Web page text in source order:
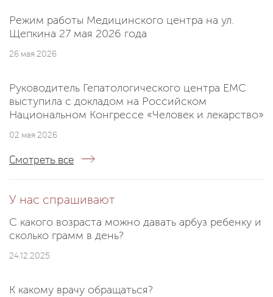
Режим работы Медицинского центра на ул.
Щепкина 27 мая 2026 года
26 мая 2026
Руководитель Гепатологического центра EMC
выступила с докладом на Российском
Национальном Конгрессе «Человек и лекарство»
02 мая 2026
Смотреть все
У нас спрашивают
С какого возраста можно давать арбуз ребенку и
сколько грамм в день?
24.12.2025
К какому врачу обращаться?